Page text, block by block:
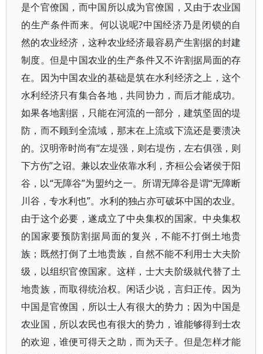
是个官僚国，而中国所以成为官僚国，又由于农业国
的生产条件而来。何以说呢?中国经济乃是闭锁的自
然的农业经济，这种农业经济最容易产生割据的封建
制度。但是中国农业的生产条件又不许割据局面的存
在。因为中国农业的基础是筑在水利经济之上，这个
水利经济只有集合各地，共同协力，而后才能成功。
如果各地割据，只能在河流的一部分，建筑坚固的堤
防，而不顾到全流域，那末在上流或下流还是要溃决
的。汉明帝时尚有“左堤强，则右堤伤，左右俱强，则
下方伤”之诏。兼以农业依靠水利，齐桓公会诸侯于阳
谷，以“无障谷”为盟约之一。所谓无障谷是谓“无障断
川谷，专水利也”。水利的独占亦可破坏中国的农业。
由于这个必要，遂成立了中央集权的国家。中央集权
的国家要预防割据局面的复兴，不能不打倒土地贵
族；既然打倒了土地贵族，自然不能不利用士大夫阶
级，以组织官僚国家。这样，士大夫阶级就代替了土
地贵族，而取得统治权。闲话少说，言归正传。因为
中国是官僚国，所以士人有很大的势力；因为中国是
农业国，所以农民也有很大的势力，谁能够得到士农
的欢迎，谁便可得天之助，而为天子。但是怎样才能